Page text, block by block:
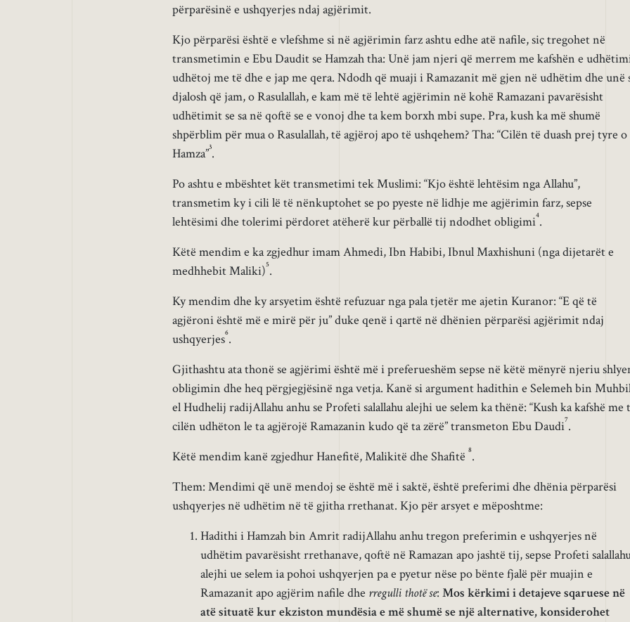
përparësinë e ushqyerjes ndaj agjërimit.
Kjo përparësi është e vlefshme si në agjërimin farz ashtu edhe atë nafile, siç tregohet në
transmetimin e Ebu Daudit se Hamzah tha: Unë jam njeri që merrem me kafshën e
udhëtoj me të dhe e jap me qera. Ndodh që muaji i Ramazanit më gjen në udhëtim dhe unë
djalosh që jam, o Rasulallah, e kam më të lehtë agjërimin në kohë Ramazani pavarësisht
udhëtimit se sa në qoftë se e vonoj dhe ta kem borxh mbi supe. Pra, kush ka më shumë
shpërblim për mua o Rasulallah, të agjëroj apo të ushqehem? Tha: “Cilën të duash prej tyre o
Hamza”3.
Po ashtu e mbështet kët transmetimi tek Muslimi: “Kjo është lehtësim nga Allahu”,
transmetim ky i cili lë të nënkuptohet se po pyeste në lidhje me agjërimin farz, sepse
lehtësimi dhe tolerimi përdoret atëherë kur përballë tij ndodhet obligimi4.
Këtë mendim e ka zgjedhur imam Ahmedi, Ibn Habibi, Ibnul Maxhishuni (nga dijetarët e
medhhebit Maliki)5.
Ky mendim dhe ky arsyetim është refuzuar nga pala tjetër me ajetin Kuranor: “E që të
agjëroni është më e mirë për ju” duke qenë i qartë në dhënien përparësi agjërimit ndaj
ushqyerjes6.
Gjithashtu ata thonë se agjërimi është më i preferueshëm sepse në këtë mënyrë njeriu
obligimin dhe heq përgjegjësinë nga vetja. Kanë si argument hadithin e Selemeh bin
el Hudhelij radijAllahu anhu se Profeti salallahu alejhi ue selem ka thënë: “Kush ka kafshë me
cilën udhëton le ta agjërojë Ramazanin kudo që ta zërë” transmeton Ebu Daudi7.
Këtë mendim kanë zgjedhur Hanefitë, Malikitë dhe Shafitë 8.
Them: Mendimi që unë mendoj se është më i saktë, është preferimi dhe dhënia përparësi
ushqyerjes në udhëtim në të gjitha rrethanat. Kjo për arsyet e mëposhtme:
Hadithi i Hamzah bin Amrit radijAllahu anhu tregon preferimin e ushqyerjes në
udhëtim pavarësisht rrethanave, qoftë në Ramazan apo jashtë tij, sepse Profeti
alejhi ue selem ia pohoi ushqyerjen pa e pyetur nëse po bënte fjalë për muajin e
Ramazanit apo agjërim nafile dhe rregulli thotë se: Mos kërkimi i detajeve sqaruese në
atë situatë kur ekziston mundësia e më shumë se një alternative, konsiderohet